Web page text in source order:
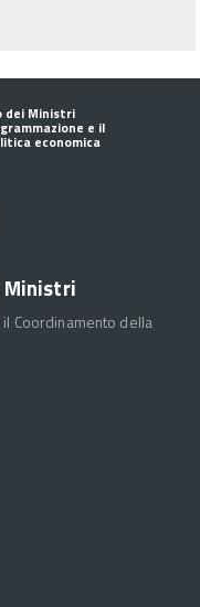
dei Ministri
e il
economica
Ministri
Coordinamento della